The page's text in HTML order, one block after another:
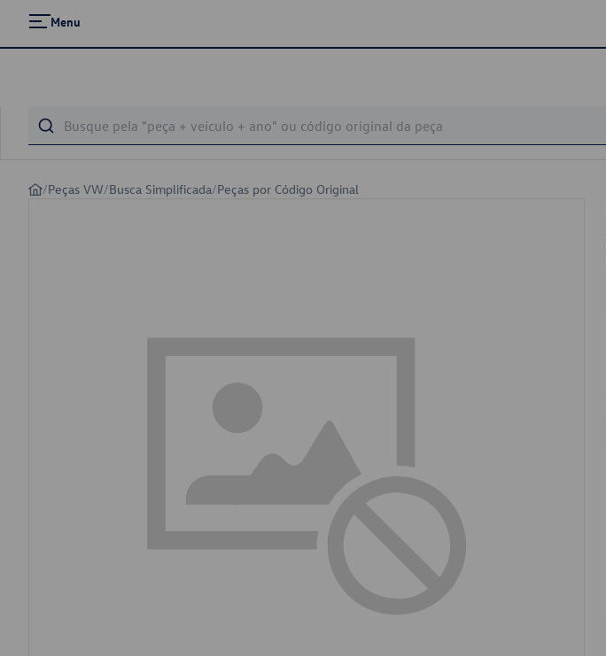
Menu
/Peças VW/Busca Simplificada/Peças por Código Original